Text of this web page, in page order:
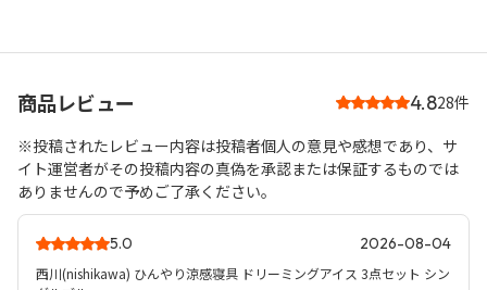
商品レビュー 4.828件
※投稿されたレビュー内容は投稿者個人の意見や感想であり、サ
イト運営者がその投稿内容の真偽を承認または保証するものでは
ありませんので予めご了承ください。
5.0 2026-08-04
西川(nishikawa) ひんやり涼感寝具 ドリーミングアイス 3点セット シン